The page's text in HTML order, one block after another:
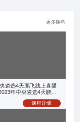
更多课程
遴选4天鹏飞线上直播
年中央遴选4天鹏飞
课程详情